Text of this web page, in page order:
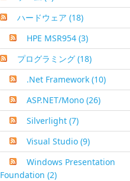
ハードウェア (18)
HPE MSR954 (3)
プログラミング (18)
.Net Framework (10)
ASP.NET/Mono (26)
Silverlight (7)
Visual Studio (9)
Windows Presentation
Foundation (2)